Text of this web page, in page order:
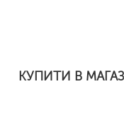
КУПИТИ В